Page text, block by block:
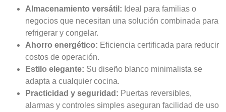
Almacenamiento versátil: Ideal para familias o
negocios que necesitan una solución combinada para
refrigerar y congelar.
Ahorro energético: Eficiencia certificada para reducir
costos de operación.
Estilo elegante: Su diseño blanco minimalista se
adapta a cualquier cocina.
Practicidad y seguridad: Puertas reversibles,
alarmas y controles simples aseguran facilidad de uso